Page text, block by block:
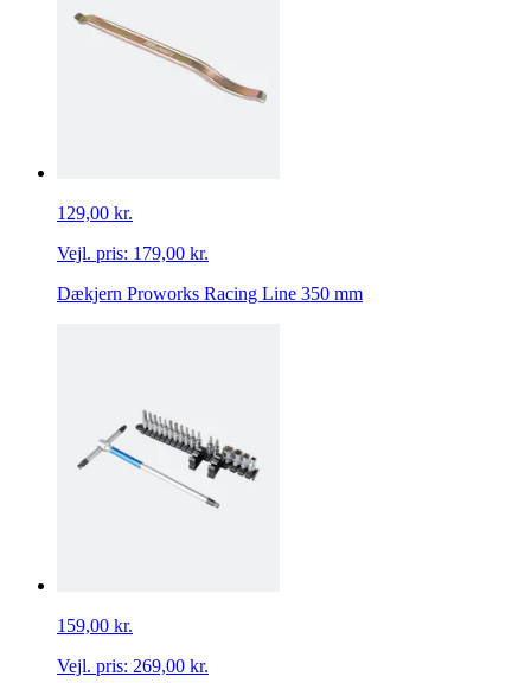
129,00 kr.
Vejl. pris: 179,00 kr.
Dækjern Proworks Racing Line 350 mm
159,00 kr.
Vejl. pris: 269,00 kr.